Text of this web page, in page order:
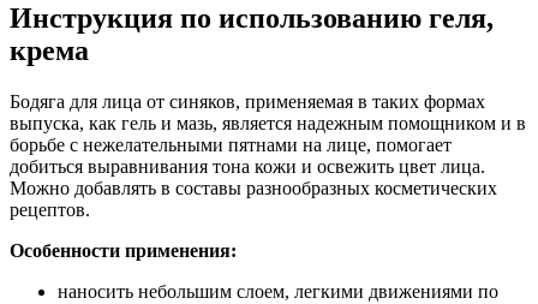
Инструкция по использованию геля,
крема
Бодяга для лица от синяков, применяемая в таких формах
выпуска, как гель и мазь, является надежным помощником и в
борьбе с нежелательными пятнами на лице, помогает
добиться выравнивания тона кожи и освежить цвет лица.
Можно добавлять в составы разнообразных косметических
рецептов.
Особенности применения:
наносить небольшим слоем, легкими движениями по